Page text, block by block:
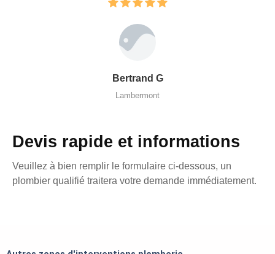
Bertrand G
Lambermont
Devis rapide et informations
Veuillez à bien remplir le formulaire ci-dessous, un
plombier qualifié traitera votre demande immédiatement.